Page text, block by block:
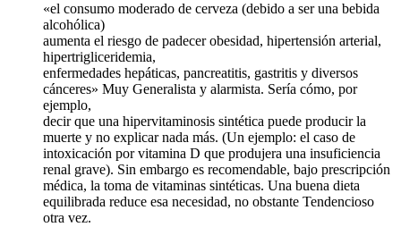
«el consumo moderado de cerveza (debido a ser una bebida
alcohólica)
aumenta el riesgo de padecer obesidad, hipertensión arterial,
hipertrigliceridemia,
enfermedades hepáticas, pancreatitis, gastritis y diversos
cánceres» Muy Generalista y alarmista. Sería cómo, por
ejemplo,
decir que una hipervitaminosis sintética puede producir la
muerte y no explicar nada más. (Un ejemplo: el caso de
intoxicación por vitamina D que produjera una insuficiencia
renal grave). Sin embargo es recomendable, bajo prescripción
médica, la toma de vitaminas sintéticas. Una buena dieta
equilibrada reduce esa necesidad, no obstante Tendencioso
otra vez.